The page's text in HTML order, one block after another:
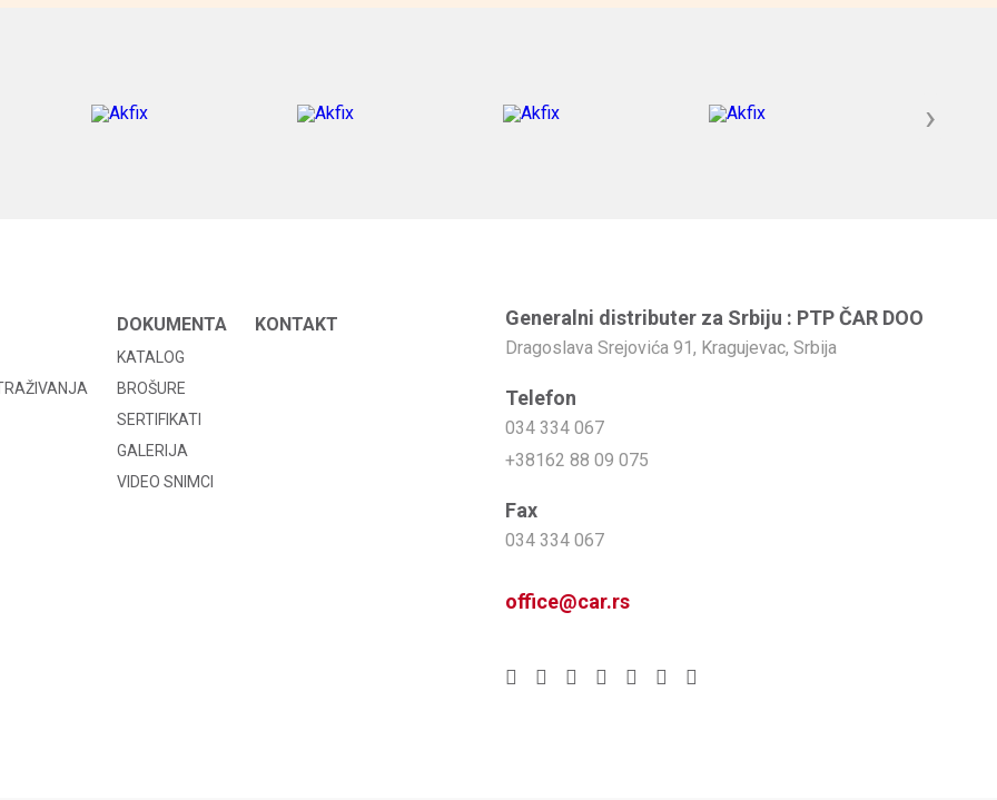
›
DOKUMENTA
KATALOG
BROŠURE
SERTIFIKATI
GALERIJA
VIDEO SNIMCI
KONTAKT Generalni distributer za Srbiju : PTP ČAR DOO
Dragoslava Srejovića 91, Kragujevac, Srbija
Telefon
034 334 067
+38162 88 09 075
Fax
034 334 067
office@car.rs